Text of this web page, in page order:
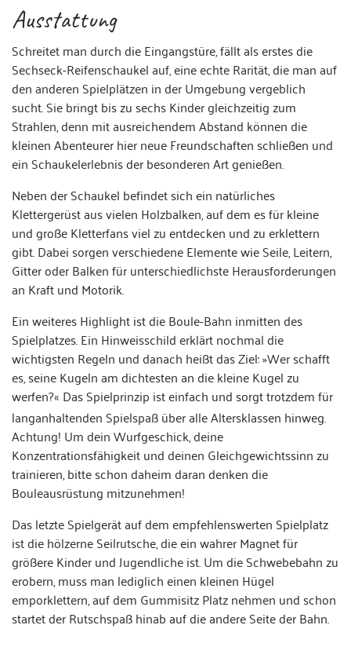
Ausstattung
Schreitet man durch die Eingangstüre, fällt als erstes die
Sechseck-Reifenschaukel auf, eine echte Rarität, die man auf
den anderen Spielplätzen in der Umgebung vergeblich
sucht. Sie bringt bis zu sechs Kinder gleichzeitig zum
Strahlen, denn mit ausreichendem Abstand können die
kleinen Abenteurer hier neue Freundschaften schließen und
ein Schaukelerlebnis der besonderen Art genießen.
Neben der Schaukel befindet sich ein natürliches
Klettergerüst aus vielen Holzbalken, auf dem es für kleine
und große Kletterfans viel zu entdecken und zu erklettern
gibt. Dabei sorgen verschiedene Elemente wie Seile, Leitern,
Gitter oder Balken für unterschiedlichste Herausforderungen
an Kraft und Motorik.
Ein weiteres Highlight ist die Boule-Bahn inmitten des
Spielplatzes. Ein Hinweisschild erklärt nochmal die
wichtigsten Regeln und danach heißt das Ziel: »Wer schafft
es, seine Kugeln am dichtesten an die kleine Kugel zu
werfen?« Das Spielprinzip ist einfach und sorgt trotzdem für
langanhaltenden Spielspaß über alle Altersklassen hinweg.
Achtung! Um dein Wurfgeschick, deine
Konzentrationsfähigkeit und deinen Gleichgewichtssinn zu
trainieren, bitte schon daheimdaran denkendie
Bouleausrüstung mitzunehmen!
Das letzte Spielgerät auf dem empfehlenswerten Spielplatz
ist die hölzerneSeilrutsche, die ein wahrer Magnet für
größere Kinder und Jugendliche ist. Um die Schwebebahn zu
erobern, muss man lediglich einen kleinen Hügel
emporklettern, auf dem Gummisitz Platz nehmen und schon
startet der Rutschspaß hinab auf die andere Seite der Bahn.